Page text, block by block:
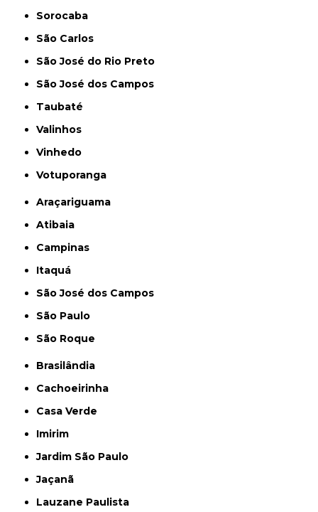
Sorocaba
São Carlos
São José do Rio Preto
São José dos Campos
Taubaté
Valinhos
Vinhedo
Votuporanga
Araçariguama
Atibaia
Campinas
Itaquá
São José dos Campos
São Paulo
São Roque
Brasilândia
Cachoeirinha
Casa Verde
Imirim
Jardim São Paulo
Jaçanã
Lauzane Paulista